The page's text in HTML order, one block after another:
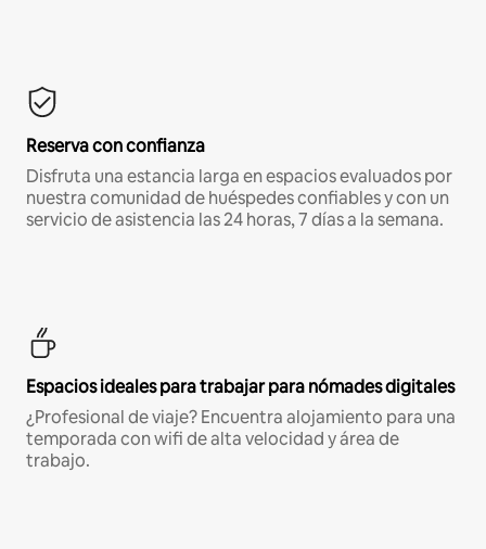
Reserva con confianza
Disfruta una estancia larga en espacios evaluados por
nuestra comunidad de huéspedes confiables y con un
servicio de asistencia las 24 horas, 7 días a la semana.
Espacios ideales para trabajar para nómades digitales
¿Profesional de viaje? Encuentra alojamiento para una
temporada con wifi de alta velocidad y área de
trabajo.